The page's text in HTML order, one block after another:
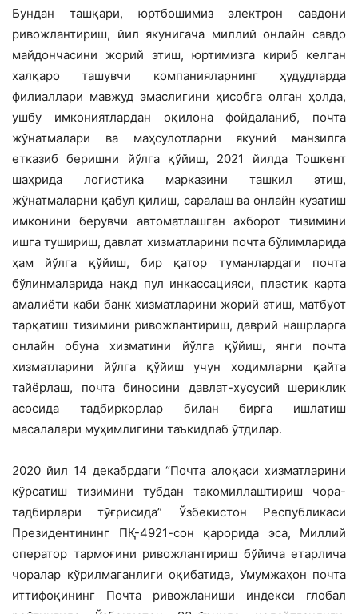
Бундан ташқари, юртбошимиз электрон савдони
ривожлантириш, йил якунигача миллий онлайн савдо
майдончасини жорий этиш, юртимизга кириб келган
халқаро ташувчи компанияларнинг ҳудудларда
филиаллари мавжуд эмаслигини ҳисобга олган ҳолда,
ушбу имкониятлардан оқилона фойдаланиб, почта
жўнатмалари ва маҳсулотларни якуний манзилга
етказиб беришни йўлга қўйиш, 2021 йилда Тошкент
шаҳрида логистика марказини ташкил этиш,
жўнатмаларни қабул қилиш, саралаш ва онлайн кузатиш
имконини берувчи автоматлашган ахборот тизимини
ишга тушириш, давлат хизматларини почта бўлимларида
ҳам йўлга қўйиш, бир қатор туманлардаги почта
бўлинмаларида нақд пул инкассацияси, пластик карта
амалиёти каби банк хизматларини жорий этиш, матбуот
тарқатиш тизимини ривожлантириш, даврий нашрларга
онлайн обуна хизматини йўлга қўйиш, янги почта
хизматларини йўлга қўйиш учун ходимларни қайта
тайёрлаш, почта биносини давлат-хусусий шериклик
асосида тадбиркорлар билан бирга ишлатиш
масалалари муҳимлигини таъкидлаб ўтдилар.
2020 йил 14 декабрдаги “Почта алоқаси хизматларини
кўрсатиш тизимини тубдан такомиллаштириш чора-
тадбирлари тўғрисида” Ўзбекистон Республикаси
Президентининг ПҚ-4921-сон қарорида эса, Миллий
оператор тармоғини ривожлантириш бўйича етарлича
чоралар кўрилмаганлиги оқибатида, Умумжаҳон почта
иттифоқининг Почта ривожланиши индекси глобал